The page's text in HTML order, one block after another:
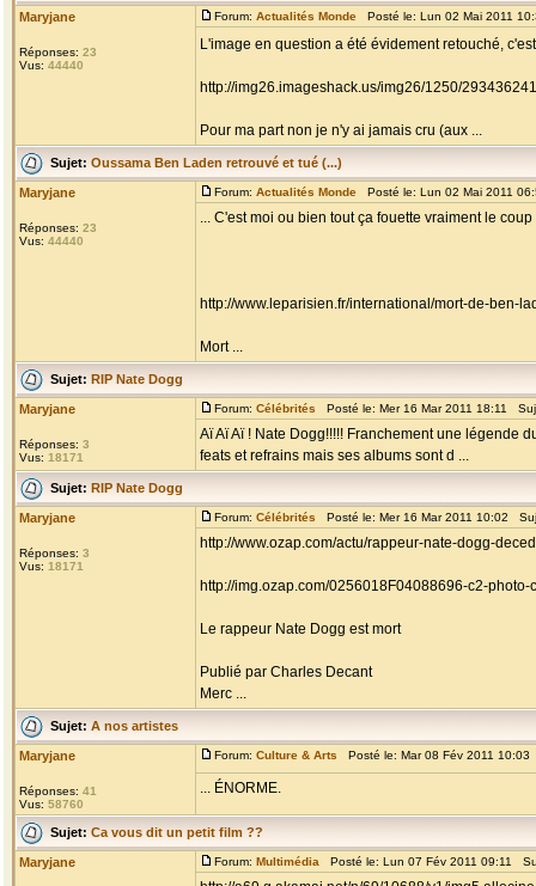
Maryjane
Réponses: 23
Vus: 44440
Forum: Actualités Monde Posté le: Lun 02 Mai 2011
L'image en question a été évidement retouché,
http://img26.imageshack.us/img26/1250/
Pour ma part non je n'y ai jamais cru (aux ...
Sujet: Oussama Ben Laden retrouvé et tué (...)
Maryjane
Réponses: 23
Vus: 44440
Forum: Actualités Monde Posté le: Lun 02 Mai 2011
... C'est moi ou bien tout ça fouette vraiment le coup
http://www.leparisien.fr/international/mort-de-ben-
Mort ...
Sujet: RIP Nate Dogg
Maryjane
Réponses: 3
Vus: 18171
Forum: Célébrités Posté le: Mer 16 Mar 2011 18:11
Aï Aï Aï ! Nate Dogg!!!!! Franchement une légende
feats et refrains mais ses albums sont d ...
Sujet: RIP Nate Dogg
Maryjane
Réponses: 3
Vus: 18171
Forum: Célébrités Posté le: Mer 16 Mar 2011 10:02
http://www.ozap.com/actu/rappeur-nate-dogg-
http://img.ozap.com/0256018F04088696-c2-photo-
Le rappeur Nate Dogg est mort
Publié par Charles Decant
Merc ...
Sujet: A nos artistes
Maryjane
Réponses: 41
Vus: 58760
Forum: Culture & Arts Posté le: Mar 08 Fév 2011
... ÉNORME.
Sujet: Ca vous dit un petit film ??
Maryjane Forum: Multimédia Posté le: Lun 07 Fév 2011 09:11